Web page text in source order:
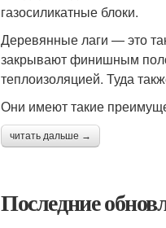
газосиликатные блоки.
Деревянные лаги — это
закрывают финишным
теплоизоляцией. Туда
Они имеют такие
читать дальше →
Последние